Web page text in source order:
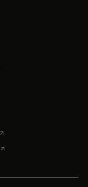
pestaña nueva
pestaña nueva
abre en una pestaña
abre en una pestaña